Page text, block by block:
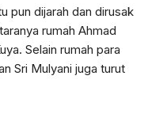
pun dijarah dan dirusak
rumah Ahmad
Selain rumah para
Sri Mulyani juga turut